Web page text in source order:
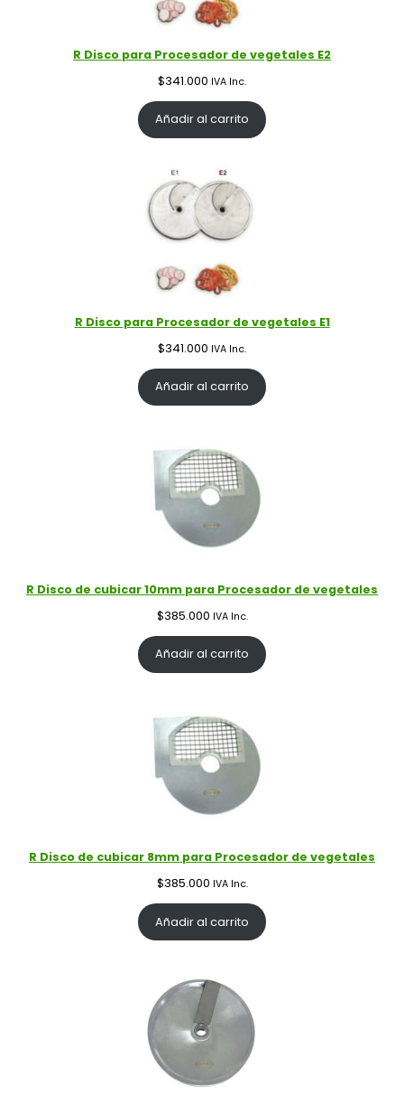
R Disco para Procesador de vegetales E2
$341.000 IVA Inc.
Añadir al carrito
R Disco para Procesador de vegetales E1
$341.000 IVA Inc.
Añadir al carrito
R Disco de cubicar 10mm para Procesador de vegetales
$385.000 IVA Inc.
Añadir al carrito
R Disco de cubicar 8mm para Procesador de vegetales
$385.000 IVA Inc.
Añadir al carrito